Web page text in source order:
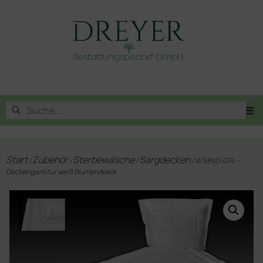
Start/Zubehör/Sterbewäsche/Sargdecken/ W 58VD-074 –
Deckengarnitur weiß Blumendekor